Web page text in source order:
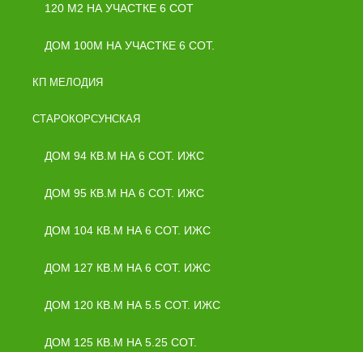
120 М2 НА УЧАСТКЕ 6 СОТ
ДОМ 100М НА УЧАСТКЕ 6 СОТ.
КП МЕЛОДИЯ
СТАРОКОРСУНСКАЯ
ДОМ 94 КВ.М НА 6 СОТ. ИЖС
ДОМ 95 КВ.М НА 6 СОТ. ИЖС
ДОМ 104 КВ.М НА 6 СОТ. ИЖС
ДОМ 127 КВ.М НА 6 СОТ. ИЖС
ДОМ 120 КВ.М НА 5.5 СОТ. ИЖС
ДОМ 125 КВ.М НА 5.25 СОТ.